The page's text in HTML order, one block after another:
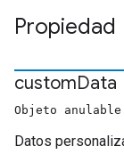
Propiedad
customData
Objeto anulable
Datos